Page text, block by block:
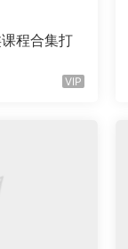
课程合集打
VIP